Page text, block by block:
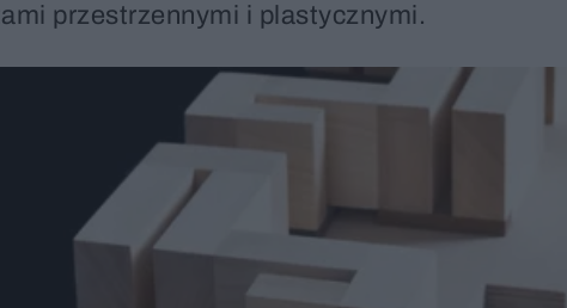
przestrzennymi i plastycznymi.